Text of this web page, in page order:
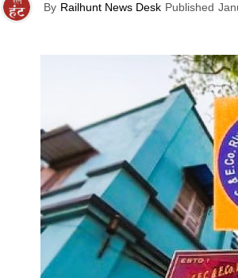
By Railhunt News Desk Published